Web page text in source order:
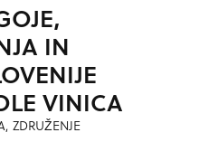
IN
VINICA
ZDRUŽENJE